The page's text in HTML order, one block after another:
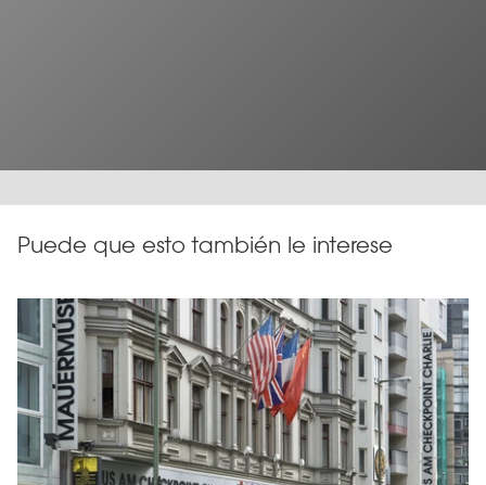
Puede que esto también le interese